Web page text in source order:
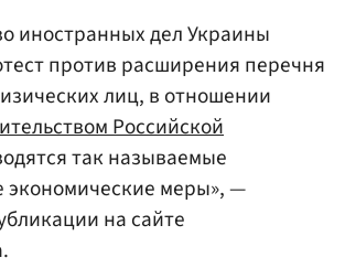
иностранных дел Украины
против расширения перечня
лиц, в отношении
Российской
так называемые
экономические меры», —
на сайте